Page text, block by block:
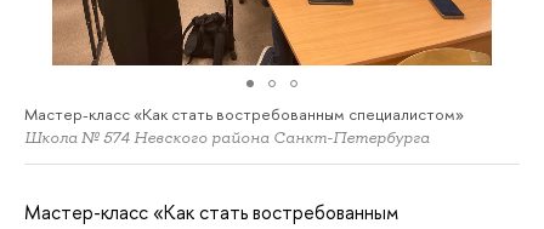
Мастер-класс «Как стать востребованным специалистом»
Школа № 574 Невского района Санкт-Петербурга
Мастер-класс «Как стать востребованным